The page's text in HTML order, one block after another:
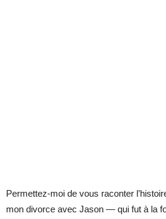
Permettez-moi de vous raconter
mon divorce avec Jason — qui fut à la